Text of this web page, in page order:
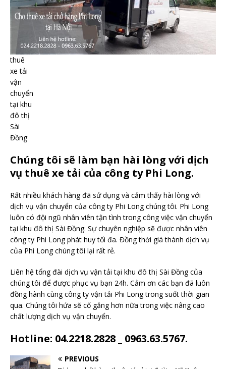
thuê
xe tải
vận
chuyển
tại khu
đô thị
Sài
Đồng
Chúng tôi sẽ làm bạn hài lòng với dịch
vụ thuê xe tải của công ty Phi Long.
Rất nhiều khách hàng đã sử dụng và cảm thấy hài lòng với
dịch vụ vận chuyển của công ty Phi Long chúng tôi. Phi Long
luôn có đội ngũ nhân viên tận tình trong công việc vận chuyển
tại khu đô thị Sài Đồng. Sự chuyên nghiệp sẽ được nhân viên
công ty Phi Long phát huy tối đa. Đồng thời giá thành dịch vụ
của Phi Long chúng tôi lại rất rẻ.
Liên hệ tổng đài dịch vụ vận tải tại khu đô thị Sài Đồng của
chúng tôi để được phục vụ bạn 24h. Cảm ơn các bạn đã luôn
đồng hành cùng công ty vận tải Phi Long trong suốt thời gian
qua. Chúng tôi hứa sẽ cố gắng hơn nữa trong việc nâng cao
chất lượng dịch vụ vận chuyển.
Hotline: 04.2218.2828 _ 0963.63.5767.
PREVIOUS